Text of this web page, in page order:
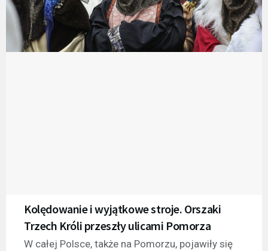
Kolędowanie i wyjątkowe stroje. Orszaki
Trzech Króli przeszły ulicami Pomorza
W całej Polsce, także na Pomorzu, pojawiły się